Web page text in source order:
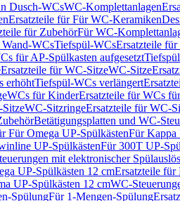
Dusch-WCsWC-Komplettanlagen
Ersatzteile für Für WC-Keramiken
für ZubehörFür WC-
WCsTiefspül-WCsErsatzteile
für AP-Spülkasten aufgesetzt
Ersatzteile für WC-SitzeWC-Sitze
erhöhtTiefspül-WCs verlängert
WCs für KinderErsatzteile für WCs
WC-SitzringeErsatzteile für WC-
Betätigungsplatten und WC-
Für Omega UP-SpülkästenFür Kappa
UP-SpülkästenFür 300T UP-
mit elektronischer
UP-Spülkästen 12 cmErsatzteile für
UP-Spülkästen 12 cmWC-
SpülungFür 1-Mengen-Spülung